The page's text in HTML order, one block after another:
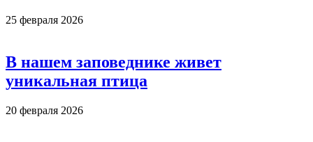
25 февраля 2026
В нашем заповеднике живет
уникальная птица
20 февраля 2026